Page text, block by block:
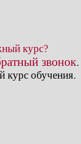
курс?
звонок.
курс обучения.